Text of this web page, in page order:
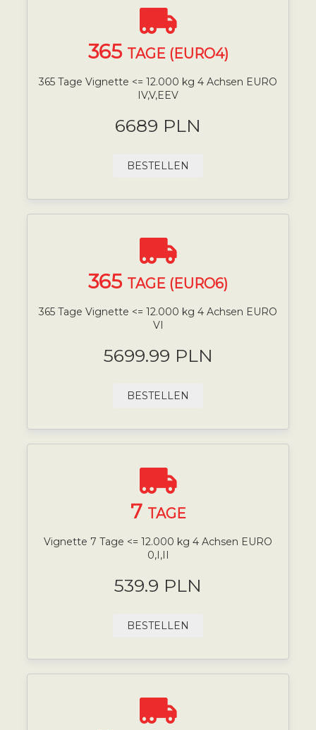
365 TAGE (EURO4)
365 Tage Vignette <= 12.000 kg 4 Achsen EURO
IV,V,EEV
6689 PLN
BESTELLEN
365 TAGE (EURO6)
365 Tage Vignette <= 12.000 kg 4 Achsen EURO
VI
5699.99 PLN
BESTELLEN
7 TAGE
Vignette 7 Tage <= 12.000 kg 4 Achsen EURO
0,I,II
539.9 PLN
BESTELLEN